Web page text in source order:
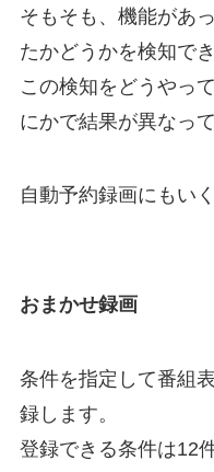
そもそも、機能があ
たかどうかを検知で
この検知をどうやっ
にかで結果が異なっ
自動予約録画にもい
おまかせ録画
条件を指定して番組
録します。
登録できる条件は12